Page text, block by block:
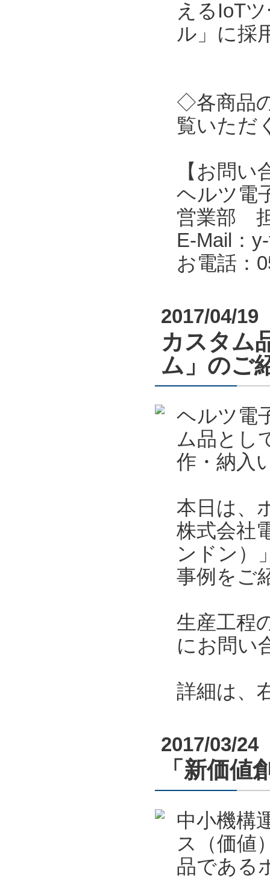
えるIoT
ル」に採
◇各商品
覧いただ
【お問い
ヘルツ電
営業部
E-Mail：
お電話：
2017/04/19
カスタム
ム」のご
ヘルツ電
ム品とし
作・納入
本日は、
株式会社
ンドン）
事例をご
生産工程
にお問い
詳細は、
2017/03/24
「新価値
中小機構
ス（価値
品である